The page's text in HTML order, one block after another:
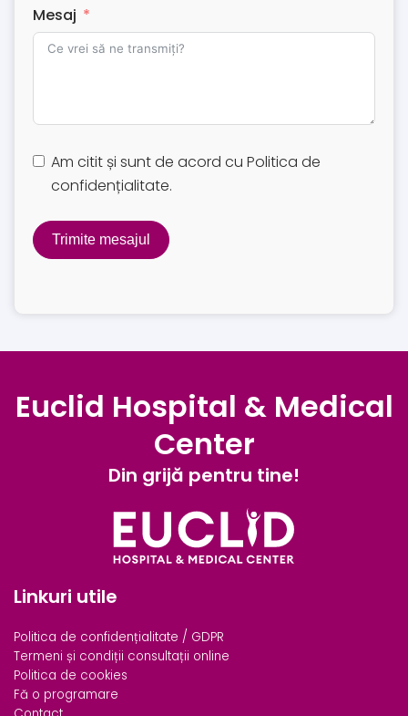
Mesaj
Am citit și sunt de acord cu Politica de
confidențialitate.
Trimite mesajul
Euclid Hospital & Medical
Center
Din grijă pentru tine!
Linkuri utile
Politica de confidențialitate / GDPR
Termeni și condiții consultații online
Politica de cookies
Fă o programare